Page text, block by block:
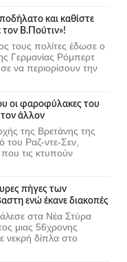
και καθίστε
τον Β.Πούτιν»!
τους πολίτες έδωσε ο
Γερμανίας Ρόμπερτ
να περιορίσουν την
οι φαροφύλακες του
τον άλλον
της Βρετάνης της
του Ραζ-ντε-Σεν,
τις κτυπούν
πήγες των
ενώ έκανε διακοπές
στα Νέα Στύρα
μιας 56χρονης
νεκρή δίπλα στο